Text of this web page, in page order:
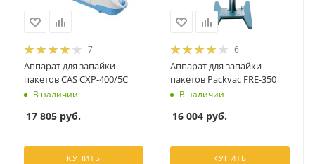
7
Аппарат для запайки
пакетов CAS CXP-400/5C
В наличии
17 805 руб.
КУПИТЬ
6
Аппарат для запайки
пакетов Packvac FRE-350
В наличии
16 004 руб.
КУПИТЬ